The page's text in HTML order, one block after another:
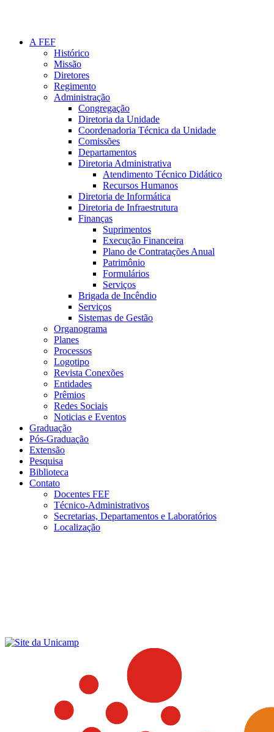
A FEF
Histórico
Missão
Diretores
Regimento
Administração
Congregação
Diretoria da Unidade
Coordenadoria Técnica da Unidade
Comissões
Departamentos
Diretoria Administrativa
Atendimento Técnico Didático
Recursos Humanos
Diretoria de Informática
Diretoria de Infraestrutura
Finanças
Suprimentos
Execução Financeira
Plano de Contratações Anual
Patrimônio
Formulários
Serviços
Brigada de Incêndio
Serviços
Sistemas de Gestão
Organograma
Planes
Processos
Logotipo
Revista Conexões
Entidades
Prêmios
Redes Sociais
Noticias e Eventos
Graduação
Pós-Graduação
Extensão
Pesquisa
Biblioteca
Contato
Docentes FEF
Técnico-Administrativos
Secretarias, Departamentos e Laboratórios
Localização